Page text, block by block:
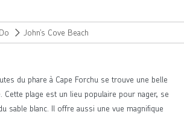
John’s Cove Beach
du phare à Cape Forchu se trouve une belle
Cette plage est un lieu populaire pour nager, se
sable blanc. Il offre aussi une vue magnifique